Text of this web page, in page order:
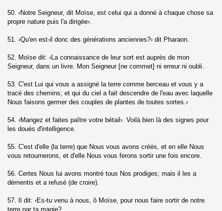
50. ‹Notre Seigneur, dit Moïse, est celui qui a donné à chaque chose sa
propre nature puis l'a dirigée›.
51. ‹Qu'en est-il donc des générations anciennes?› dit Pharaon.
52. Moïse dit: ‹La connaissance de leur sort est auprès de mon
Seigneur, dans un livre. Mon Seigneur [ne commet] ni erreur ni oubli.
53. C'est Lui qui vous a assigné la terre comme berceau et vous y a
tracé des chemins; et qui du ciel a fait descendre de l'eau avec laquelle
Nous faisons germer des couples de plantes de toutes sortes.›
54. ‹Mangez et faites paître votre bétail›. Voilà bien là des signes pour
les doués d'intelligence.
55. C'est d'elle (la terre) que Nous vous avons créés, et en elle Nous
vous retournerons, et d'elle Nous vous ferons sortir une fois encore.
56. Certes Nous lui avons montré tous Nos prodiges; mais il les a
démentis et a refusé (de croire).
57. Il dit: ‹Es-tu venu à nous, ô Moïse, pour nous faire sortir de notre
terre par ta magie?
(Ar-Rahman)